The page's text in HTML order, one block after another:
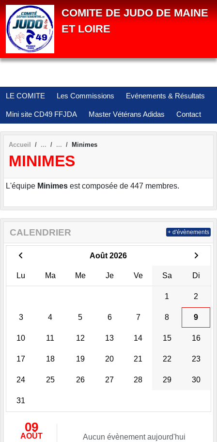
COMITE DE JUDO DE MAINE
ET LOIRE
LE COMITE Les Commissions Evénements & Résultats
Mini site CD49 FFJDA Master Vétérans Adidas Contact
Accueil Minimes
MINIMES
L'équipe Minimes est composée de 447 membres.
CALENDRIER
Août 2026
Lu Ma Me Je Ve Sa Di
1 2
3 4 5 6 7 8 9
10 11 12 13 14 15 16
17 18 19 20 21 22 23
24 25 26 27 28 29 30
31
09
AOÛT Aucun évènement aujourd'hui
+ d'évènements
Panneau de gestion des cookies